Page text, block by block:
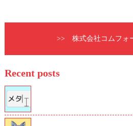
>> 株式会社コムフォ
Recent posts